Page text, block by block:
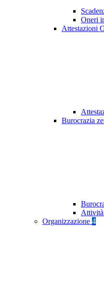
Oneri
Attestazioni
Burocrazia
Attività
Organizzazione 4